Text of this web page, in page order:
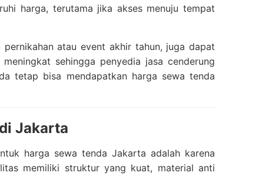
harga, terutama jika akses menuju tempat
atau event akhir tahun, juga dapat
sehingga penyedia jasa cenderung
tetap bisa mendapatkan harga sewa tenda
Jakarta
harga sewa tenda Jakarta adalah karena
memiliki struktur yang kuat, material anti